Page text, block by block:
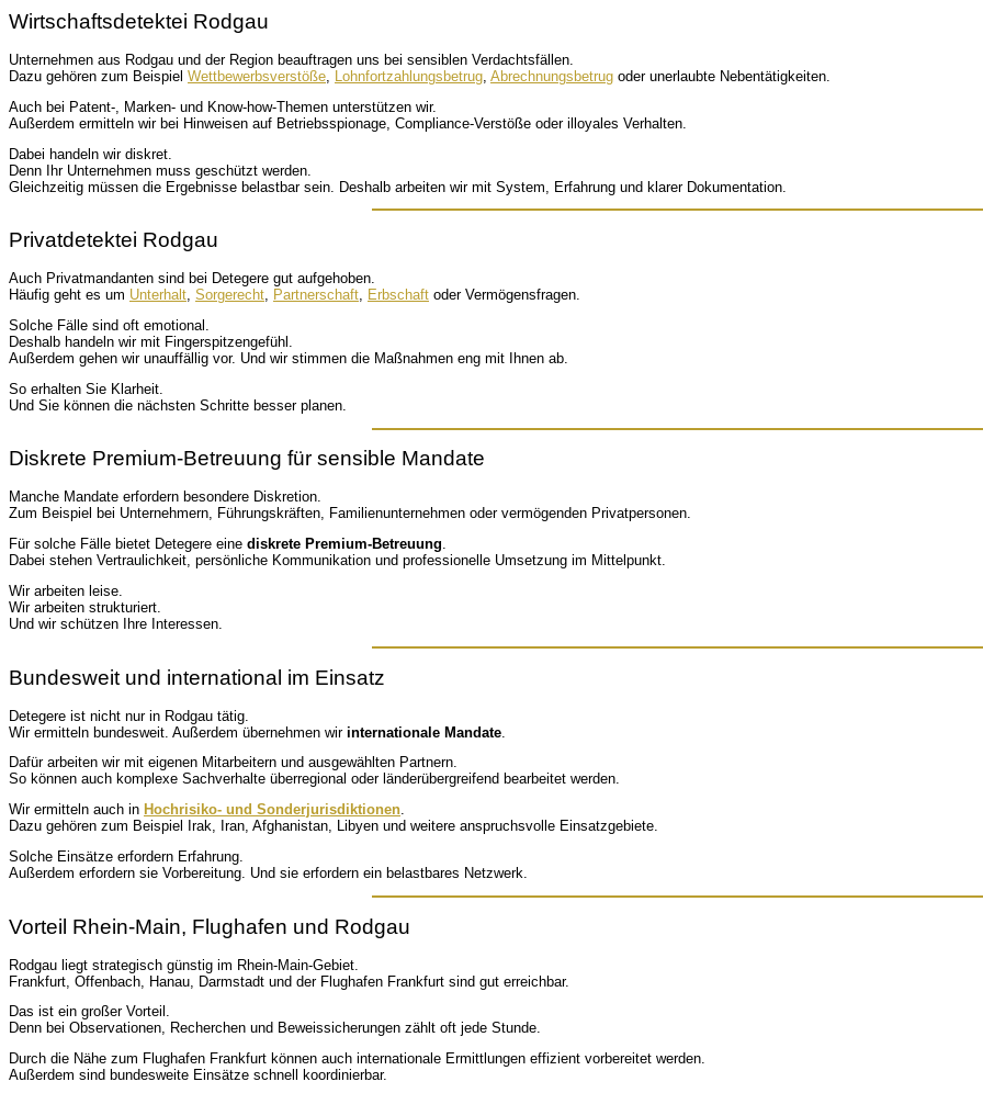
Wirtschaftsdetektei Rodgau
Unternehmen aus Rodgau und der Region beauftragen uns bei sensiblen Verdachtsfällen.
Dazu gehören zum Beispiel Wettbewerbsverstöße Lohnfortzahlungsbetrug Abrechnungsbetrug oder unerlaubte Nebentätigkeiten.
Auch bei Patent-, Marken- und Know-how-Themen unterstützen wir.
Außerdem ermitteln wir bei Hinweisen auf Betriebsspionage, Compliance-Verstöße oder illoyales Verhalten.
Dabei handeln wir diskret.
Denn Ihr Unternehmen muss geschützt werden.
Gleichzeitig müssen die Ergebnisse belastbar sein. Deshalb arbeiten wir mit System, Erfahrung und klarer Dokumentation.
Privatdetektei Rodgau
Auch Privatmandanten sind bei Detegere gut aufgehoben.
Häufig geht es um Unterhalt, Sorgerecht, Partnerschaft, Erbschaft oder Vermögensfragen.
Solche Fälle sind oft emotional.
Deshalb handeln wir mit Fingerspitzengefühl.
Außerdem gehen wir unauffällig vor. Und wir stimmen die Maßnahmen eng mit Ihnen ab.
So erhalten Sie Klarheit.
Und Sie können die nächsten Schritte besser planen.
Diskrete Premium-Betreuung für sensible Mandate
Manche Mandate erfordern besondere Diskretion.
Zum Beispiel bei Unternehmern, Führungskräften, Familienunternehmen oder vermögenden Privatpersonen.
Für solche Fälle bietet Detegere eine diskrete Premium-Betreuung.
Dabei stehen Vertraulichkeit, persönliche Kommunikation und professionelle Umsetzung im Mittelpunkt.
Wir arbeiten leise.
Wir arbeiten strukturiert.
Und wir schützen Ihre Interessen.
Bundesweit und international im Einsatz
Detegere ist nicht nur in Rodgau tätig.
Wir ermitteln bundesweit. Außerdem übernehmen wir internationale Mandate
Dafür arbeiten wir mit eigenen Mitarbeitern und ausgewählten Partnern.
So können auch komplexe Sachverhalte überregional oder länderübergreifend bearbeitet werden.
Wir ermitteln auch in Hochrisiko- und Sonderjurisdiktionen.
Dazu gehören zum Beispiel Irak, Iran, Afghanistan, Libyen und weitere anspruchsvolle Einsatzgebiete.
Solche Einsätze erfordern Erfahrung.
Außerdem erfordern sie Vorbereitung. Und sie erfordern ein belastbares Netzwerk.
Vorteil Rhein-Main, Flughafen und Rodgau
Rodgau liegt strategisch günstig im Rhein-Main-Gebiet.
Frankfurt, Offenbach, Hanau, Darmstadt und der Flughafen Frankfurt sind gut erreichbar.
Das ist ein großer Vorteil.
Denn bei Observationen, Recherchen und Beweissicherungen zählt oft jede Stunde.
Durch die Nähe zum Flughafen Frankfurt können auch internationale Ermittlungen effizient vorbereitet werden.
Außerdem sind bundesweite Einsätze schnell koordinierbar.